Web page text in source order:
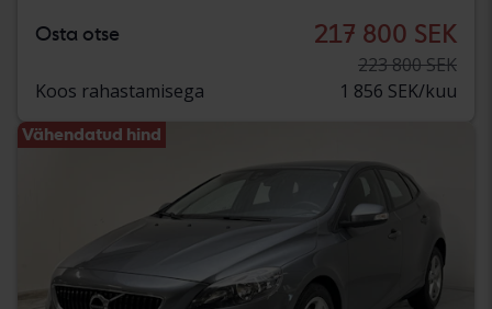
Osta otse 217 800 SEK
223 800 SEK
Koos rahastamisega
1 856 SEK/kuu
Vähendatud hind